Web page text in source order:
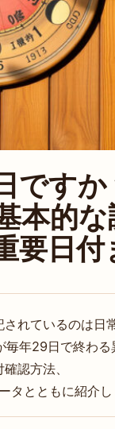
ですか
本的
要日
れているのは日
年29日で終わ
認方法、
タとともに紹介